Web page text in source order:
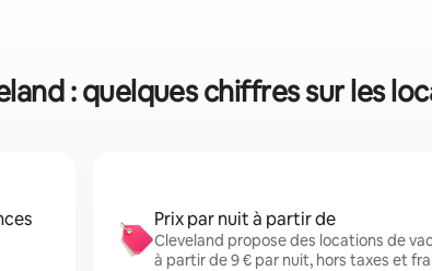
: quelques chiffres sur les
Prix par nuit à partir de
Cleveland propose des locations de
à partir de 9 € par nuit, hors taxes et